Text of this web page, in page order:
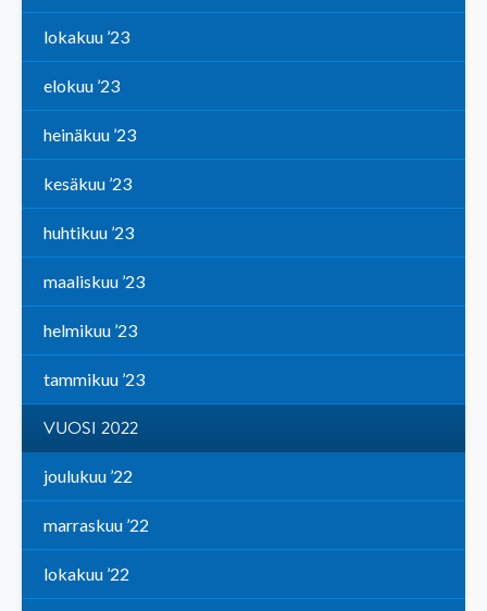
lokakuu ’23
elokuu ’23
heinäkuu ’23
kesäkuu ’23
huhtikuu ’23
maaliskuu ’23
helmikuu ’23
tammikuu ’23
VUOSI 2022
joulukuu ’22
marraskuu ’22
lokakuu ’22